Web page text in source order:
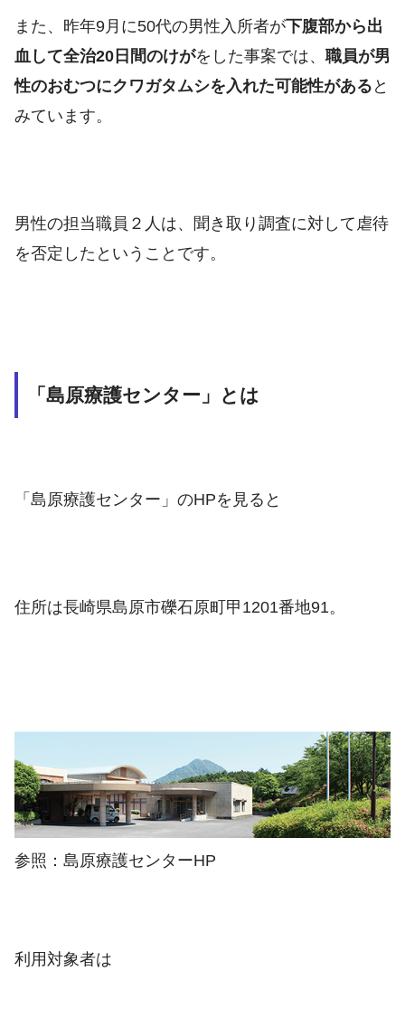
また、昨年9月に50代の男性入所者が下腹部から出
血して全治20日間のけがをした事案では、 職員が男
性のおむつにクワガタムシを入れた可能性がある と
みています。
男性の担当職員２人は、聞き取り調査に対して虐待
を否定したということです。
「島原療護センター」とは
「島原療護センター」のHPを見ると
住所は長崎県島原市礫石原町甲1201番地91。
参照：島原療護センターHP
利用対象者は